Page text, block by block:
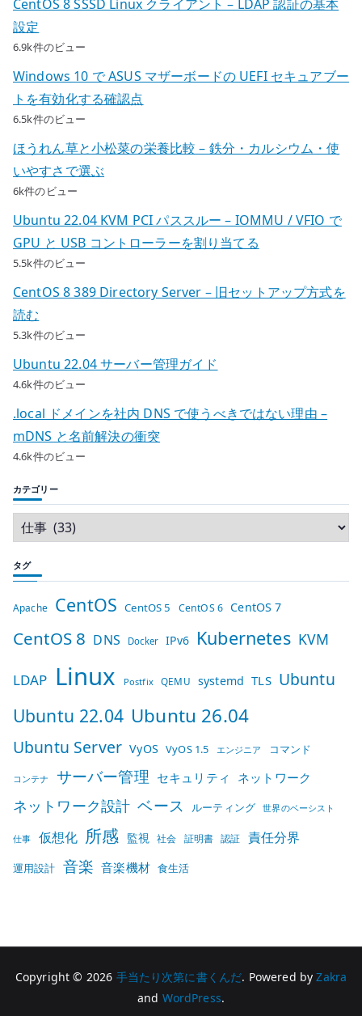
CentOS 8 SSSD Linux クライアント – LDAP 認証の基本
設定
6.9k件のビュー
Windows 10 で ASUS マザーボードの UEFI セキュアブー
トを有効化する確認点
6.5k件のビュー
ほうれん草と小松菜の栄養比較 – 鉄分・カルシウム・使
いやすさで選ぶ
6k件のビュー
Ubuntu 22.04 KVM PCI パススルー – IOMMU / VFIO で
GPU と USB コントローラーを割り当てる
5.5k件のビュー
CentOS 8 389 Directory Server – 旧セットアップ方式を
読む
5.3k件のビュー
Ubuntu 22.04 サーバー管理ガイド
4.6k件のビュー
.local ドメインを社内 DNS で使うべきではない理由 –
mDNS と名前解決の衝突
4.6k件のビュー
カテゴリー
タグ
Apache CentOS CentOS 5 CentOS 6 CentOS 7
CentOS 8 DNS Docker IPv6 Kubernetes KVM
LDAP Linux Postfix QEMU systemd TLS Ubuntu
Ubuntu 22.04 Ubuntu 26.04
Ubuntu Server VyOS VyOS 1.5 エンジニア コマンド
コンテナ サーバー管理 セキュリティ ネットワーク
ネットワーク設計 ベース ルーティング 世界のベーシスト
仕事 仮想化 所感 監視 社会 証明書 認証 責任分界
運用設計 音楽 音楽機材 食生活
Copyright © 2026 手当たり次第に書くんだ. Powered byZakra
and WordPress.